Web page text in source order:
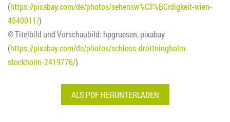
(https://pixabay.com/de/photos/sehensw%C3%BCrdigkeit-wien-
4540011/)
© Titelbild und Vorschaubild: hpgruesen, pixabay
(https://pixabay.com/de/photos/schloss-drottningholm-
stockholm-2419776/)
ALS PDF HERUNTERLADEN